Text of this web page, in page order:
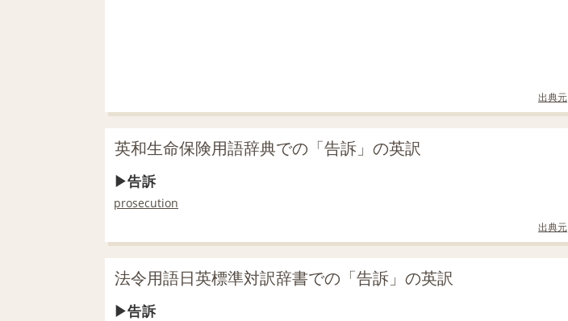
出典元
英和生命保険用語辞典での「告訴」の英訳
告訴
prosecution
出典元
法令用語日英標準対訳辞書での「告訴」の英訳
告訴